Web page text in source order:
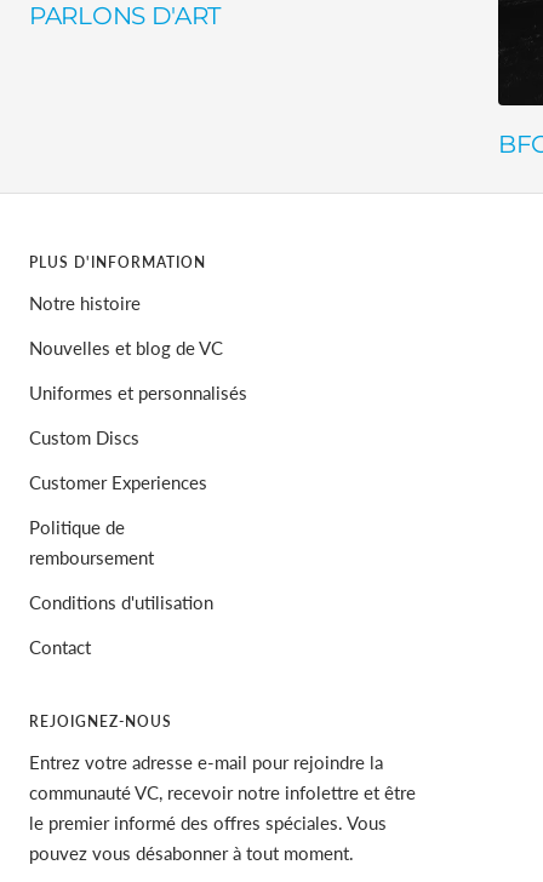
PARLONS D'ART
PLUS D'INFORMATION
Notre histoire
Nouvelles et blog de VC
Uniformes et personnalisés
Custom Discs
Customer Experiences
Politique de
remboursement
Conditions d'utilisation
Contact
REJOIGNEZ-NOUS
Entrez votre adresse e-mail pour rejoindre la
communauté VC, recevoir notre infolettre et être
le premier informé des offres spéciales. Vous
pouvez vous désabonner à tout moment.